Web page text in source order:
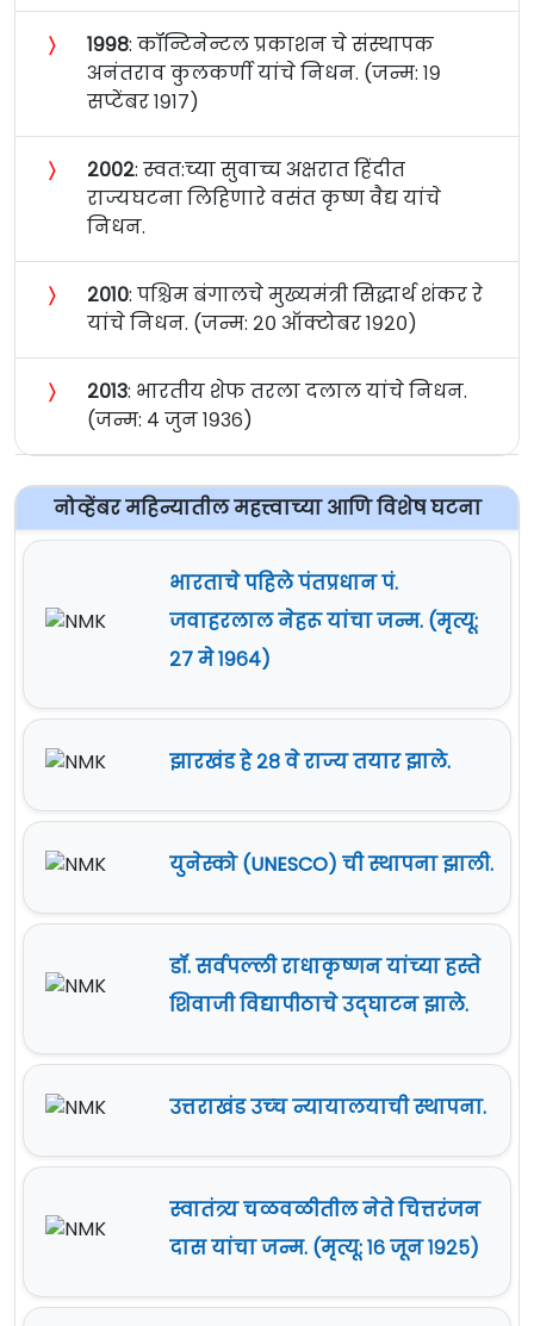
〉 १९९८: कॉन्टिनेन्टल प्रकाशन चे संस्थापक
अनंतराव कुलकर्णी यांचे निधन. (जन्म: १९
सप्टेंबर १९१७)
〉 २००२: स्वत:च्या सुवाच्च अक्षरात हिंदीत
राज्यघटना लिहिणारे वसंत कृष्ण वैद्य यांचे
निधन.
〉 २०१०: पश्चिम बंगालचे मुख्यमंत्री सिद्धार्थ शंकर रे
यांचे निधन. (जन्म: २० ऑक्टोबर १९२०)
〉 २०१३: भारतीय शेफ तरला दलाल यांचे निधन.
(जन्म: ४ जुन १९३६)
नोव्हेंबर महिन्यातील महत्त्वाच्या आणि विशेष घटना
भारताचे पहिले पंतप्रधान पं.
जवाहरलाल नेहरू यांचा जन्म. (मृत्यू:
२७ मे १९६४)
झारखंड हे २८ वे राज्य तयार झाले.
युनेस्को (UNESCO) ची स्थापना झाली.
डॉ. सर्वपल्ली राधाकृष्णन यांच्या हस्ते
शिवाजी विद्यापीठाचे उद्‍घाटन झाले.
उत्तराखंड उच्‍च न्यायालयाची स्थापना.
स्वातंत्र्य चळवळीतील नेते चित्तरंजन
दास यांचा जन्म. (मृत्यू: १६ जून १९२५)